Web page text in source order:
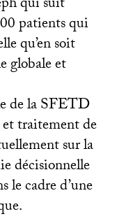
patients qui
qu’en soit
globale et
de laSFETD
et traitement de
sur la
décisionnelle
le cadre d’une